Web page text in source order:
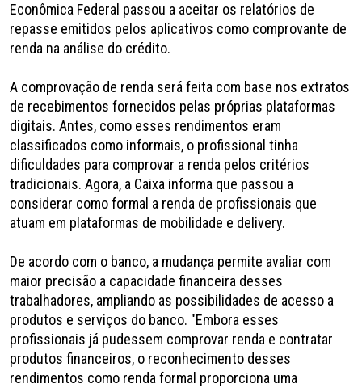
Econômica Federal passou a aceitar os relatórios de
repasse emitidos pelos aplicativos como comprovante de
renda na análise do crédito.
A comprovação de renda será feita com base nos extratos
de recebimentos fornecidos pelas próprias plataformas
digitais. Antes, como esses rendimentos eram
classificados como informais, o profissional tinha
dificuldades para comprovar a renda pelos critérios
tradicionais. Agora, a Caixa informa que passou a
considerar como formal a renda de profissionais que
atuam em plataformas de mobilidade e delivery.
De acordo com o banco, a mudança permite avaliar com
maior precisão a capacidade financeira desses
trabalhadores, ampliando as possibilidades de acesso a
produtos e serviços do banco. "Embora esses
profissionais já pudessem comprovar renda e contratar
produtos financeiros, o reconhecimento desses
rendimentos como renda formal proporciona uma